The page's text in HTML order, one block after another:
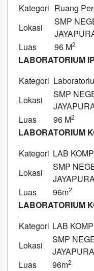
Kategori Ruang
Lokasi
SMP
Luas
96 M2
LABORATORIUM
Kategori
Lokasi
SMP
Luas
96 M2
LABORATORIUM
Kategori LAB
Lokasi
SMP
Luas
96m2
LABORATORIUM
Kategori LAB
Lokasi
SMP
JAYAPURA
Luas
96m2